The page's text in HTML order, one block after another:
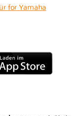
for Yamaha